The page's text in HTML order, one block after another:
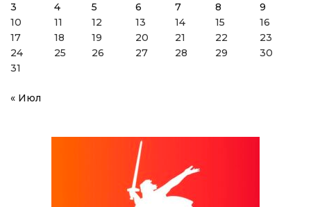
3
4 5 6 7 8
9
10
11 12 13 14 15
16
17
18 19 20 21 22
23
24
25 26 27 28 29
30
31
« Июл